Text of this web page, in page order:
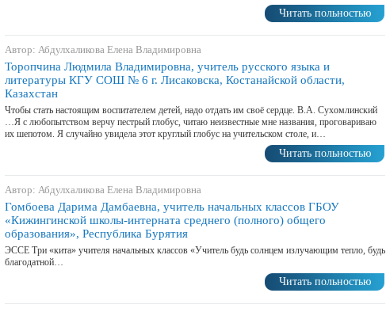
Читать польностью
Автор: Абдулхаликова Елена Владимировна
Торопчина Людмила Владимировна, учитель русского языка и
литературы КГУ СОШ № 6 г. Лисаковска, Костанайской области,
Казахстан
Чтобы стать настоящим воспитателем детей, надо отдать им своё сердце. В.А. Сухомлинский
…Я с любопытством верчу пестрый глобус, читаю неизвестные мне названия, проговариваю
их шепотом. Я случайно увидела этот круглый глобус на учительском столе, и…
Читать польностью
Автор: Абдулхаликова Елена Владимировна
Гомбоева Дарима Дамбаевна, учитель начальных классов ГБОУ
«Кижингинской школы-интерната среднего (полного) общего
образования», Республика Бурятия
ЭССЕ Три «кита» учителя начальных классов «Учитель будь солнцем излучающим тепло, будь
благодатной…
Читать польностью